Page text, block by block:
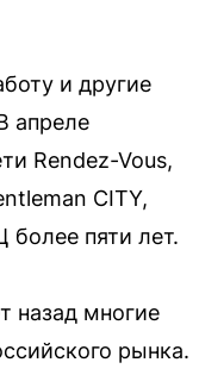
и другие
апреле
Rendez-Vous,
CITY,
пяти лет.
назад многие
рынка.